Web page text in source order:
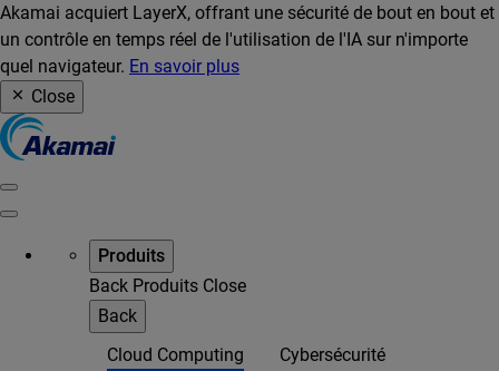
Akamai acquiert LayerX, offrant une sécurité de bout en bout et
un contrôle en temps réel de l'utilisation de l'IA sur n'importe
quel navigateur. En savoir plus
Close
Produits
Back Produits Close
Back
Cloud Computing
Cybersécurité